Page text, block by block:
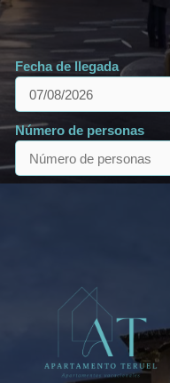
Fecha de llegada
Número de personas